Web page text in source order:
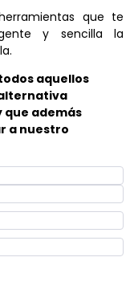
que te
y sencilla la
aquellos
que además
a nuestro